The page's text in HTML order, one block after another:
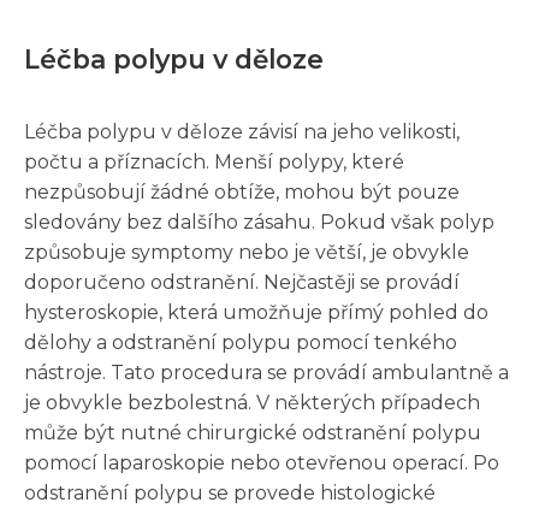
Léčba polypu v děloze
Léčba polypu v děloze závisí na jeho velikosti,
počtu a příznacích. Menší polypy, které
nezpůsobují žádné obtíže, mohou být pouze
sledovány bez dalšího zásahu. Pokud však polyp
způsobuje symptomy nebo je větší, je obvykle
doporučeno odstranění. Nejčastěji se provádí
hysteroskopie, která umožňuje přímý pohled do
dělohy a odstranění polypu pomocí tenkého
nástroje. Tato procedura se provádí ambulantně a
je obvykle bezbolestná. V některých případech
může být nutné chirurgické odstranění polypu
pomocí laparoskopie nebo otevřenou operací. Po
odstranění polypu se provede histologické